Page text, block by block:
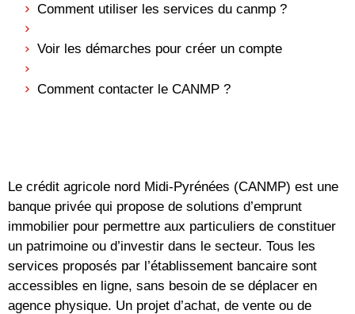
Comment utiliser les services du canmp ?
Voir les démarches pour créer un compte
Comment contacter le CANMP ?
Le crédit agricole nord Midi-Pyrénées (CANMP) est une
banque privée qui propose de solutions d’emprunt
immobilier pour permettre aux particuliers de constituer
un patrimoine ou d’investir dans le secteur. Tous les
services proposés par l’établissement bancaire sont
accessibles en ligne, sans besoin de se déplacer en
agence physique. Un projet d’achat, de vente ou de